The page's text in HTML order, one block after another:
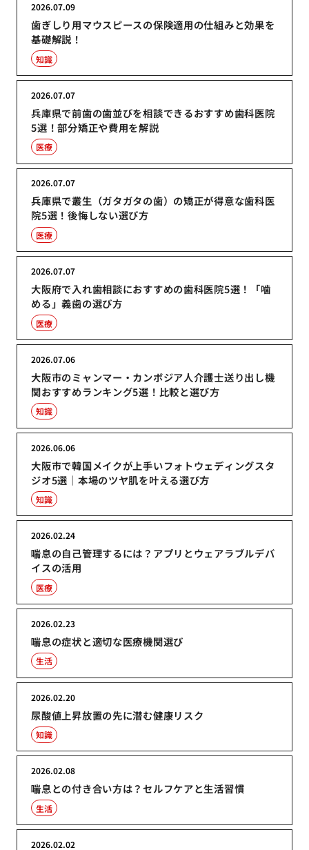
歯ぎしり用マウスピースの保険適用の仕組みと効果を
基礎解説！
2026.07.09
知識
兵庫県で前歯の歯並びを相談できるおすすめ歯科医院
5選！部分矯正や費用を解説
2026.07.07
医療
兵庫県で叢生（ガタガタの歯）の矯正が得意な歯科医
院5選！後悔しない選び方
2026.07.07
医療
大阪府で入れ歯相談におすすめの歯科医院5選！「噛
める」義歯の選び方
2026.07.07
医療
大阪市のミャンマー・カンボジア人介護士送り出し機
関おすすめランキング5選！比較と選び方
2026.07.06
知識
大阪市で韓国メイクが上手いフォトウェディングスタ
ジオ5選｜本場のツヤ肌を叶える選び方
2026.06.06
知識
喘息の自己管理するには？アプリとウェアラブルデバ
イスの活用
2026.02.24
医療
喘息の症状と適切な医療機関選び
2026.02.23
生活
尿酸値上昇放置の先に潜む健康リスク
2026.02.20
知識
喘息との付き合い方は？セルフケアと生活習慣
2026.02.08
生活
2026.02.02